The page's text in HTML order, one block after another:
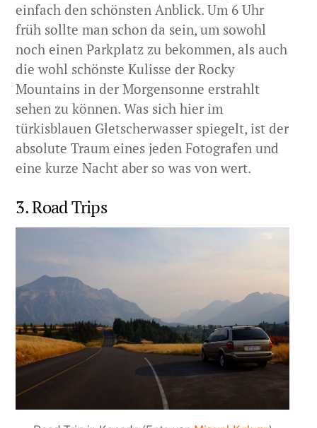
einfach den schönsten Anblick. Um 6 Uhr
früh sollte man schon da sein, um sowohl
noch einen Parkplatz zu bekommen, als auch
die wohl schönste Kulisse der Rocky
Mountains in der Morgensonne erstrahlt
sehen zu können. Was sich hier im
türkisblauen Gletscherwasser spiegelt, ist der
absolute Traum eines jeden Fotografen und
eine kurze Nacht aber so was von wert.
3. Road Trips